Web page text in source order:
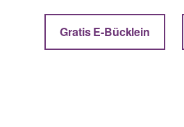
Gratis E-Bücklein